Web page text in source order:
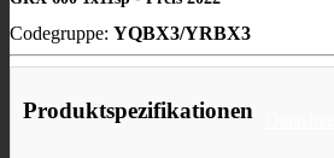
Codegruppe: YQBX3/YRBX3
Produktspezifikationen